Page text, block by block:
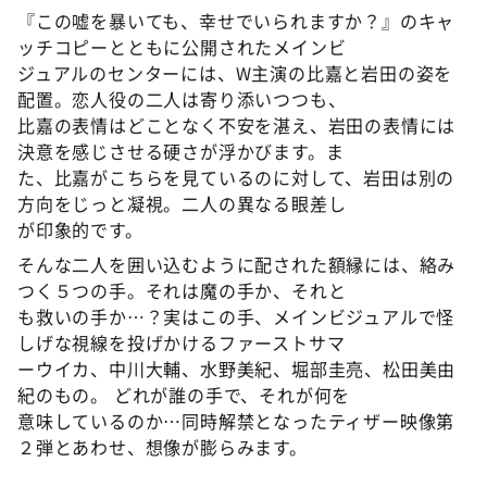
『この嘘を暴いても、幸せでいられますか？』のキャ
ッチコピーとともに公開されたメインビ
ジュアルのセンターには、W主演の比嘉と岩田の姿を
配置。恋人役の二人は寄り添いつつも、
比嘉の表情はどことなく不安を湛え、岩田の表情には
決意を感じさせる硬さが浮かびます。ま
た、比嘉がこちらを見ているのに対して、岩田は別の
方向をじっと凝視。二人の異なる眼差し
が印象的です。
そんな二人を囲い込むように配された額縁には、絡み
つく５つの手。それは魔の手か、それと
も救いの手か…？実はこの手、メインビジュアルで怪
しげな視線を投げかけるファーストサマ
ーウイカ、中川大輔、水野美紀、堀部圭亮、松田美由
紀のもの。 どれが誰の手で、それが何を
意味しているのか…同時解禁となったティザー映像第
２弾とあわせ、想像が膨らみます。